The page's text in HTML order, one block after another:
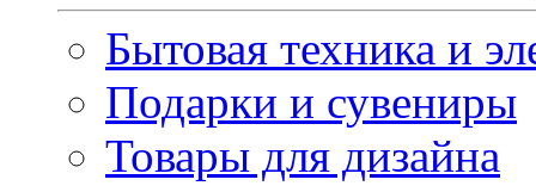
Бытовая техника и
Подарки и сувениры
Товары для дизайна